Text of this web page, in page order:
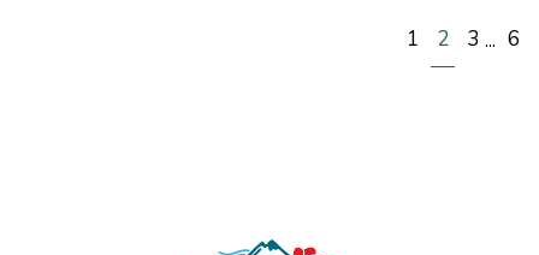
1 2 3 ... 6